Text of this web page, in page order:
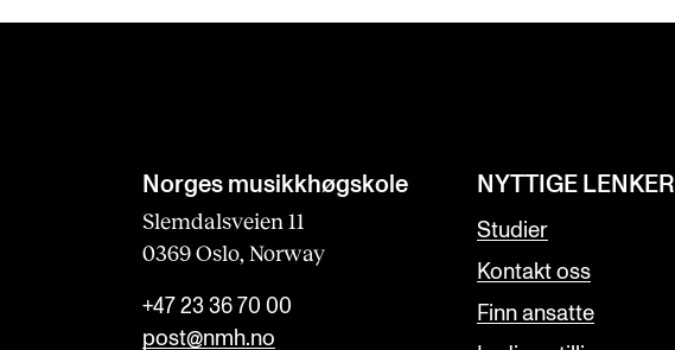
Norges musikk­høgskole
Slemdalsveien 11
0369 Oslo, Norway
+47 23 36 70 00
post@nmh.no
NYTTIGE LENKER
Studier
Kontakt oss
Finn ansatte